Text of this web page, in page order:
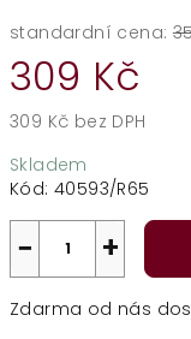
standardní cena:
309 Kč
309 Kč bez DPH
cena:
Skladem
Kód: 40593/R65
+
−
Zdarma od nás